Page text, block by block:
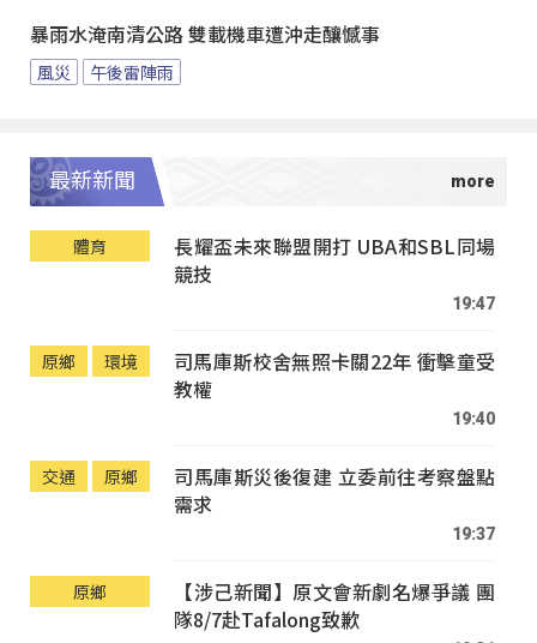
暴雨水淹南清公路 雙載機車遭沖走釀憾事
風災 午後雷陣雨
最新新聞
體育
長耀盃未來聯盟開打 UBA和SBL同場
競技
19:47
原鄉 環境
司馬庫斯校舍無照卡關22年 衝擊童受
教權
19:40
交通 原鄉
司馬庫斯災後復建 立委前往考察盤點
需求
19:37
原鄉
【涉己新聞】原文會新劇名爆爭議 團
隊8/7赴Tafalong致歉